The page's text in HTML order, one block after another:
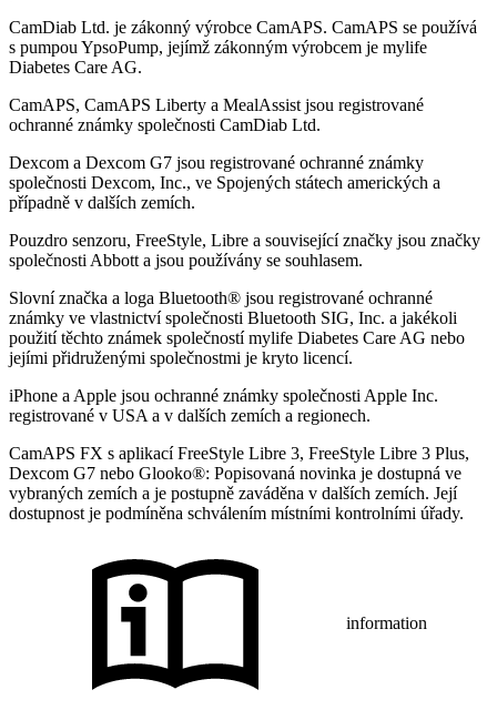
CamDiab Ltd. je zákonný výrobce CamAPS. CamAPS se používá
s pumpou YpsoPump, jejímž zákonným výrobcem je mylife
Diabetes Care AG.
CamAPS, CamAPS Liberty a MealAssist jsou registrované
ochranné známky společnosti CamDiab Ltd.
Dexcom a Dexcom G7 jsou registrované ochranné známky
společnosti Dexcom, Inc., ve Spojených státech amerických a
případně v dalších zemích.
Pouzdro senzoru, FreeStyle, Libre a související značky jsou značky
společnosti Abbott a jsou používány se souhlasem.
Slovní značka a loga Bluetooth® jsou registrované ochranné
známky ve vlastnictví společnosti Bluetooth SIG, Inc. a jakékoli
použití těchto známek společností mylife Diabetes Care AG nebo
jejími přidruženými společnostmi je kryto licencí.
iPhone a Apple jsou ochranné známky společnosti Apple Inc.
registrované v USA a v dalších zemích a regionech.
CamAPS FX s aplikací FreeStyle Libre 3, FreeStyle Libre 3 Plus,
Dexcom G7 nebo Glooko®: Popisovaná novinka je dostupná ve
vybraných zemích a je postupně zaváděna v dalších zemích. Její
dostupnost je podmíněna schválením místními kontrolními úřady.
information